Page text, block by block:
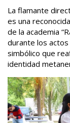
La flamante
es una
de la academia
durante los actos
simbólico que
identidad